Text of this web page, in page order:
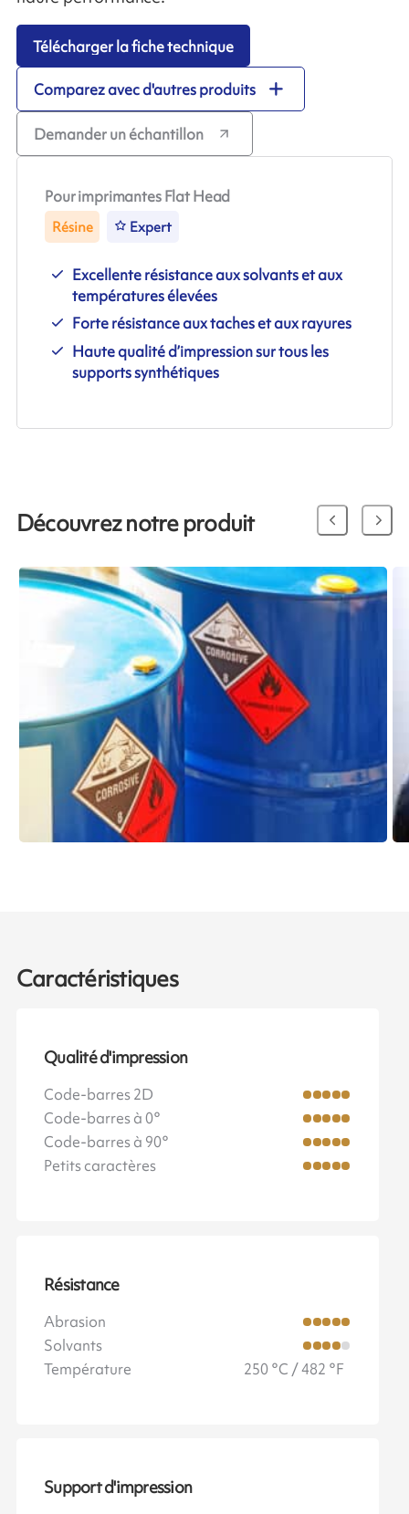
Télécharger la fiche technique
Comparez avec d'autres produits
Demander un échantillon
Pour imprimantes Flat Head
Résine Expert
Excellente résistance aux solvants et aux
températures élevées
Forte résistance aux taches et aux rayures
Haute qualité d’impression sur tous les
supports synthétiques
Découvrez notre produit
Caractéristiques
Qualité d'impression
Code-barres 2D
Code-barres à 0°
Code-barres à 90°
Petits caractères
Résistance
Abrasion
Solvants
Température
250 °C / 482 °F
Support d'impression